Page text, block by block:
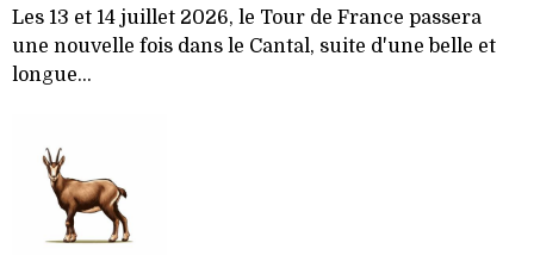
Les 13 et 14 juillet 2026, le Tour de France passera
une nouvelle fois dans le Cantal, suite d'une belle et
longue...